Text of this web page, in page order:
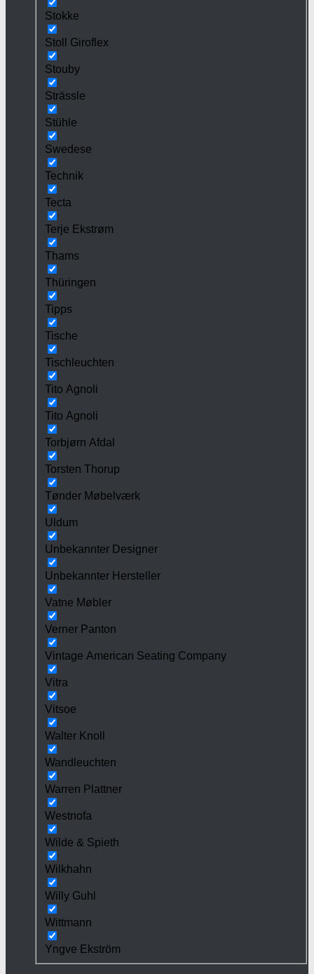
Stokke
Stoll Giroflex
Stouby
Strässle
Stühle
Swedese
Technik
Tecta
Terje Ekstrøm
Thams
Thüringen
Tipps
Tische
Tischleuchten
Tito Agnoli
Tito Agnoli
Torbjørn Afdal
Torsten Thorup
Tønder Møbelværk
Uldum
Unbekannter Designer
Unbekannter Hersteller
Vatne Møbler
Verner Panton
Vintage American Seating Company
Vitra
Vitsoe
Walter Knoll
Wandleuchten
Warren Plattner
Westnofa
Wilde & Spieth
Wilkhahn
Willy Guhl
Wittmann
Yngve Ekström